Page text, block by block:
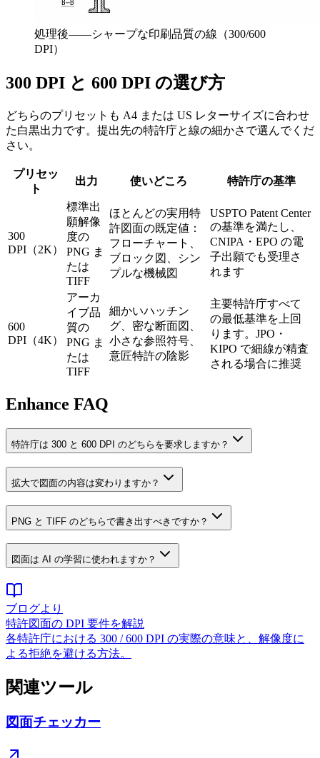
処理後——シャープな印刷品質の線（300/600
DPI）
300 DPI と 600 DPI の選び方
どちらのプリセットも A4 または US レターサイズに合わせ
た白黒出力です。提出先の特許庁と線の細かさで選んでくだ
さい。
プリセッ
ト
出力 使いどころ 特許庁の基準
300
DPI（2K）
標準出
願解像
度の
PNG ま
たは
TIFF
ほとんどの実用特
許図面の既定値：
フローチャート、
ブロック図、シン
プルな機械図
USPTO Patent Center
の基準を満たし、
CNIPA・EPO の電
子出願でも受理さ
れます
600
DPI（4K）
アーカ
イブ品
質の
PNG ま
たは
TIFF
細かいハッチン
グ、密な断面図、
小さな参照符号、
意匠特許の陰影
主要特許庁すべて
の最低基準を上回
ります。JPO・
KIPO で細線が精査
される場合に推奨
Enhance FAQ
特許庁は 300 と 600 DPI のどちらを要求しますか？
拡大で図面の内容は変わりますか？
PNG と TIFF のどちらで書き出すべきですか？
図面は AI の学習に使われますか？
ブログより
特許図面の DPI 要件を解説
各特許庁における 300 / 600 DPI の実際の意味と、解像度に
よる拒絶を避ける方法。
関連ツール
図面チェッカー